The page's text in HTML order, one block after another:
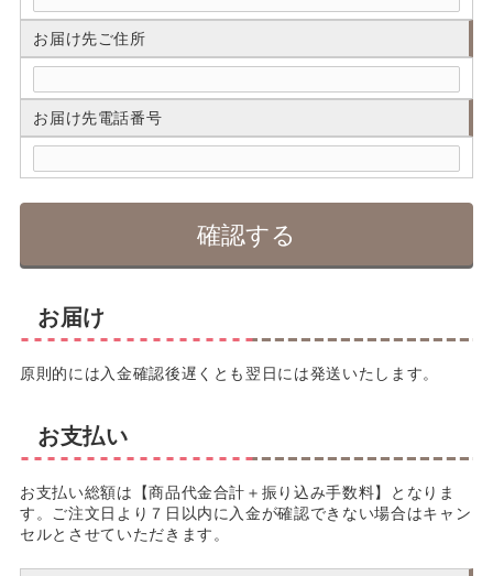
お届け先ご住所
お届け先電話番号
お届け
原則的には入金確認後遅くとも翌日には発送いたします。
お支払い
お支払い総額は【商品代金合計＋振り込み手数料】となりま
す。ご注文日より７日以内に入金が確認できない場合はキャン
セルとさせていただきます。